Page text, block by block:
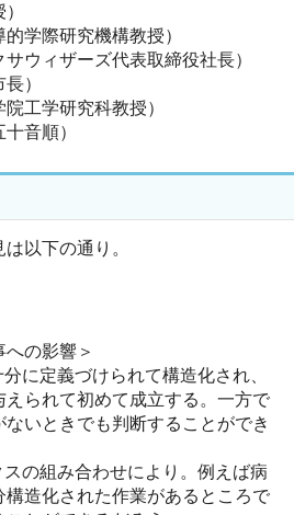
学際研究機構教授）
ウィザーズ代表取締役社長）
）
工学研究科教授）
順）
以下の通り。
への影響＞
に定義づけられて構造化され、
えられて初めて成立する。一方で
いときでも判断することができ
の組み合わせにより。例えば病
構造化された作業があるところで